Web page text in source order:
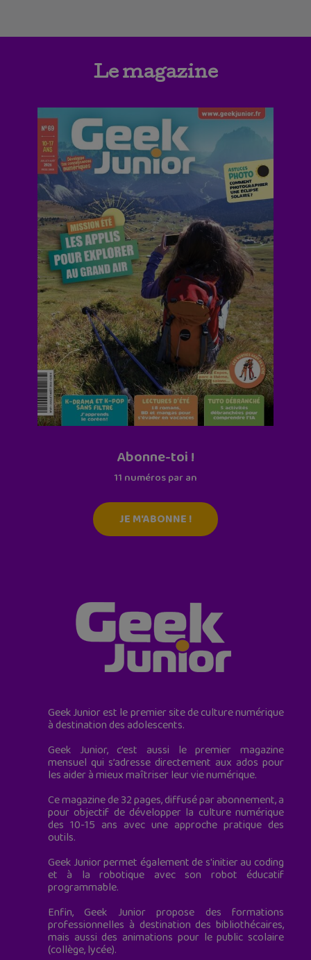
Le magazine
Abonne-toi !
11 numéros par an
JE M'ABONNE !
Geek Junior est le premier site de culture numérique
à destination des adolescents.
Geek Junior, c’est aussi le premier magazine
mensuel qui s’adresse directement aux ados pour
les aider à mieux maîtriser leur vie numérique.
Ce magazine de 32 pages, diffusé par abonnement, a
pour objectif de développer la culture numérique
des 10-15 ans avec une approche pratique des
outils.
Geek Junior permet également de s'initier au coding
et à la robotique avec son robot éducatif
programmable.
Enfin, Geek Junior propose des formations
professionnelles à destination des bibliothécaires,
mais aussi des animations pour le public scolaire
(collège, lycée).